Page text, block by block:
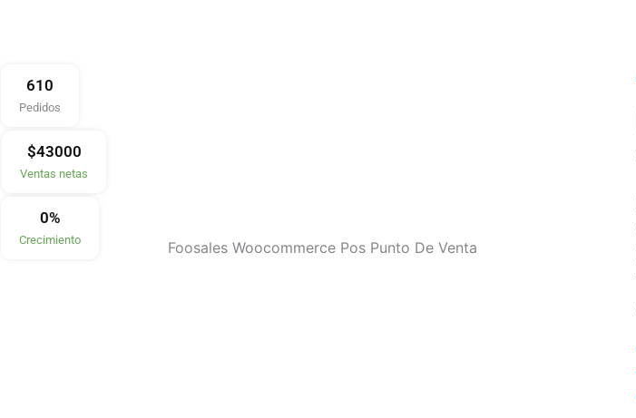
Pedidos
610
Ventas netas
$43000
Crecimiento
0%